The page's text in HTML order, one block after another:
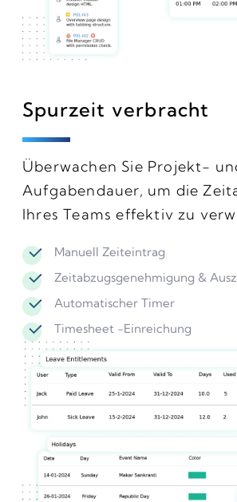
Spurzeit verbracht
Überwachen Sie Projekt-
Aufgabendauer, um die
Ihres Teams effektiv zu
Manuell Zeiteintrag
Zeitabzugsgenehmigung &
Automatischer Timer
Timesheet -Einreichung